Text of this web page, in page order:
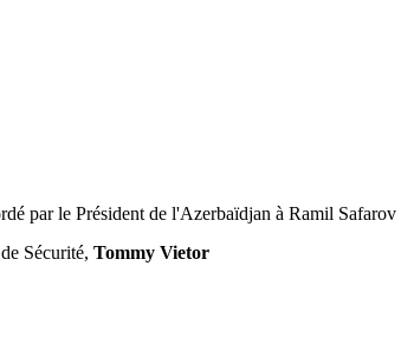
par le Président de l'Azerbaïdjan à Ramil Safarov
Sécurité, Tommy Vietor